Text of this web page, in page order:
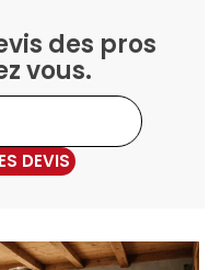
des pros
vous.
DEVIS